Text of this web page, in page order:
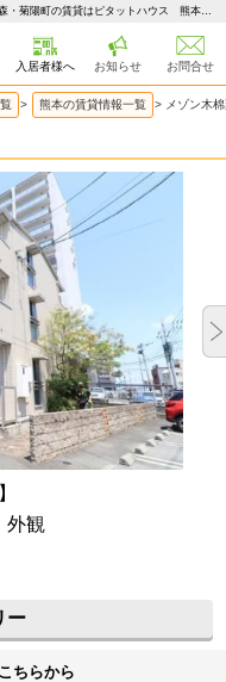
メゾン木棉葉熊本の1LDK賃貸アパート | 熊本県熊本市・光の森・菊陽町の賃貸はピタットハウス 熊本賃貸サポート
入居者様へ お知らせ お問合せ
> 熊本の賃貸情報一覧 > メゾン木
外観
ー
ちらから